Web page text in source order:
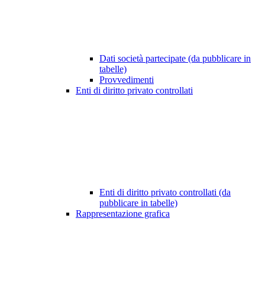
Dati società partecipate (da pubblicare in
tabelle)
Provvedimenti
Enti di diritto privato controllati
Enti di diritto privato controllati (da
pubblicare in tabelle)
Rappresentazione grafica